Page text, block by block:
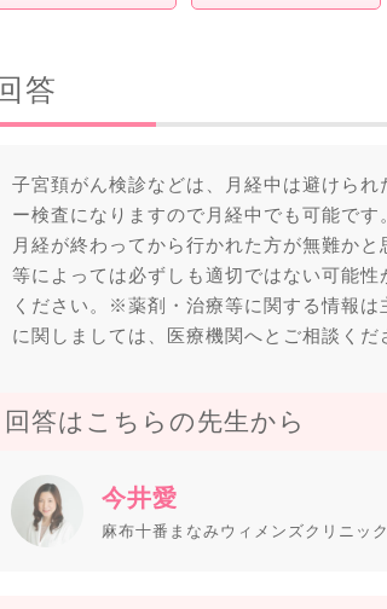
回答
子宮頚がん検診などは、月経中は避けら
ー検査になりますので月経中でも可能で
月経が終わってから行かれた方が無難か
等によっては必ずしも適切ではない可能
ください。※薬剤・治療等に関する情報
に関しましては、医療機関へとご相談くだ
回答はこちらの先生から
今井愛
麻布十番まなみウィメンズクリニック